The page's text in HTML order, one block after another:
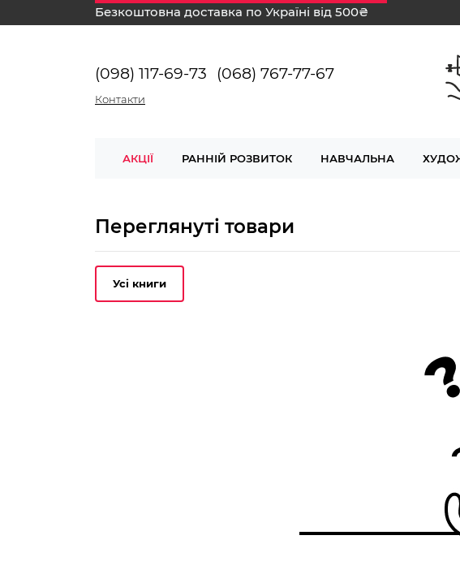
Безкоштовна доставка по Україні від 500₴
(098) 117-69-73 (068) 767-77-67
Контакти
АКЦІЇ РАННІЙ РОЗВИТОК НАВЧАЛЬНА
Переглянуті товари
Усі книги